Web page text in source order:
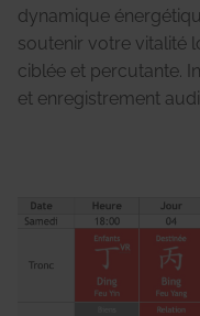
dynamique
soutenir votre vitalité
ciblée et percutante.
et enregistrement